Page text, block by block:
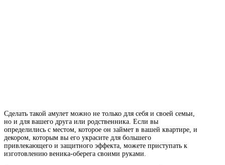
Сделать такой амулет можно не только для себя и своей семьи,
но и для вашего друга или родственника. Если вы
определились с местом, которое он займет в вашей квартире, и
декором, которым вы его украсите для большего
привлекающего и защитного эффекта, можете приступать к
изготовлению веника-оберега своими руками.